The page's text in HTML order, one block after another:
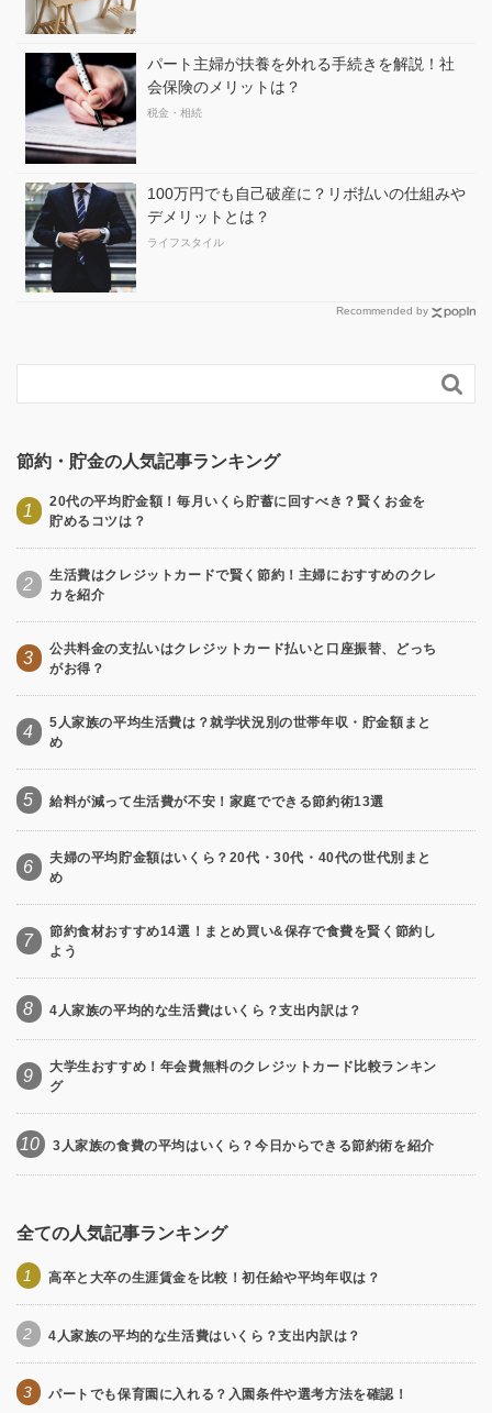
パート主婦が扶養を外れる手続きを解説！社
会保険のメリットは？
税金・相続
100万円でも自己破産に？リボ払いの仕組みや
デメリットとは？
ライフスタイル
Recommended by

節約・貯金の人気記事ランキング
1
20代の平均貯金額！毎月いくら貯蓄に回すべき？賢くお金を
貯めるコツは？
2
生活費はクレジットカードで賢く節約！主婦におすすめのクレ
カを紹介
3
公共料金の支払いはクレジットカード払いと口座振替、どっち
がお得？
4
5人家族の平均生活費は？就学状況別の世帯年収・貯金額まと
め
5 給料が減って生活費が不安！家庭でできる節約術13選
6
夫婦の平均貯金額はいくら？20代・30代・40代の世代別まと
め
7
節約食材おすすめ14選！まとめ買い&保存で食費を賢く節約し
よう
8 4人家族の平均的な生活費はいくら？支出内訳は？
9
大学生おすすめ！年会費無料のクレジットカード比較ランキン
グ
10 3人家族の食費の平均はいくら？今日からできる節約術を紹介
全ての人気記事ランキング
1 高卒と大卒の生涯賃金を比較！初任給や平均年収は？
2 4人家族の平均的な生活費はいくら？支出内訳は？
3 パートでも保育園に入れる？入園条件や選考方法を確認！